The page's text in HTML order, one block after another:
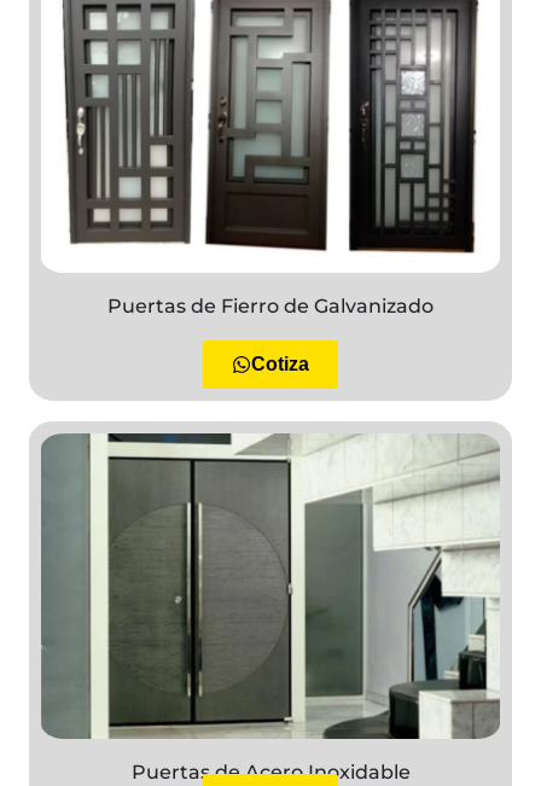
Puertas de Fierro de Galvanizado
Cotiza
Puertas de Acero Inoxidable